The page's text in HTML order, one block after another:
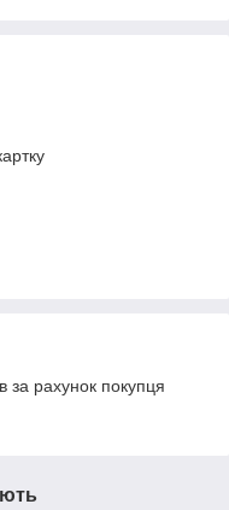
за рахунок покупця